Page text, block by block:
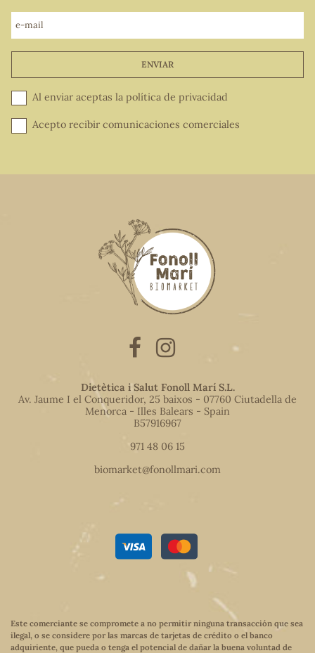
e-mail
ENVIAR
Al enviar aceptas la política de privacidad
Acepto recibir comunicaciones comerciales
Dietètica i Salut Fonoll Marí S.L.
Av. Jaume I el Conqueridor, 25 baixos - 07760 Ciutadella de
Menorca - Illes Balears - Spain
B57916967
971 48 06 15
biomarket@fonollmari.com
Este comerciante se compromete a no permitir ninguna transacción que sea
ilegal, o se considere por las marcas de tarjetas de crédito o el banco
adquiriente, que pueda o tenga el potencial de dañar la buena voluntad de